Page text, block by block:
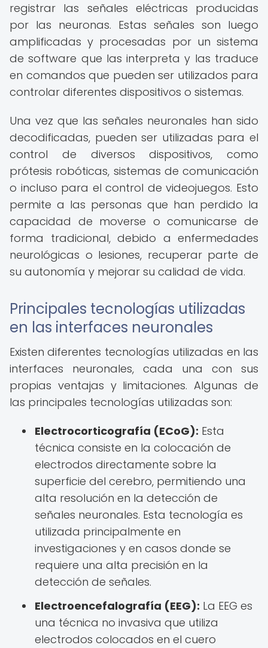
registrar las señales eléctricas producidas
por las neuronas. Estas señales son luego
amplificadas y procesadas por un sistema
de software que las interpreta y las traduce
en comandos que pueden ser utilizados para
controlar diferentes dispositivos o sistemas.
Una vez que las señales neuronales han sido
decodificadas, pueden ser utilizadas para el
control de diversos dispositivos, como
prótesis robóticas, sistemas de comunicación
o incluso para el control de videojuegos. Esto
permite a las personas que han perdido la
capacidad de moverse o comunicarse de
forma tradicional, debido a enfermedades
neurológicas o lesiones, recuperar parte de
su autonomía y mejorar su calidad de vida.
Principales tecnologías utilizadas
en las interfaces neuronales
Existen diferentes tecnologías utilizadas en las
interfaces neuronales, cada una con sus
propias ventajas y limitaciones. Algunas de
las principales tecnologías utilizadas son:
Electrocorticografía (ECoG): Esta
técnica consiste en la colocación de
electrodos directamente sobre la
superficie del cerebro, permitiendo una
alta resolución en la detección de
señales neuronales. Esta tecnología es
utilizada principalmente en
investigaciones y en casos donde se
requiere una alta precisión en la
detección de señales.
Electroencefalografía (EEG): La EEG es
una técnica no invasiva que utiliza
electrodos colocados en el cuero